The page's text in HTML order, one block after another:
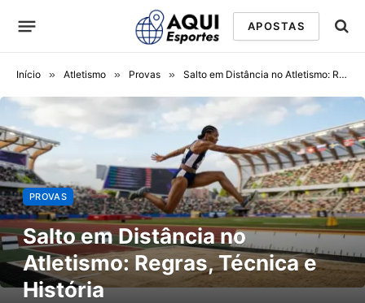
APOSTAS
Início » Atletismo » Provas » Salto em Distância no Atletismo: Regras, Técnica e História
PROVAS
Salto em Distância no
Atletismo: Regras, Técnica e
História